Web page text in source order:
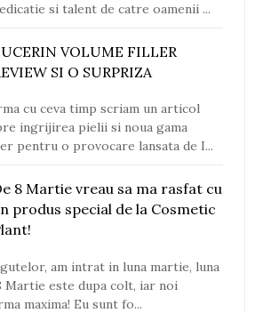
si talent de catre oamenii ...
VOLUME FILLER
SI O SURPRIZA
cu ceva timp scriam un articol
ingrijirea pielii si noua gama
pentru o provocare lansata de I...
8 Martie vreau sa ma rasfat cu
produs special de la Cosmetic
am intrat in luna martie, luna
Martie este dupa colt, iar noi
maxima! Eu sunt fo...